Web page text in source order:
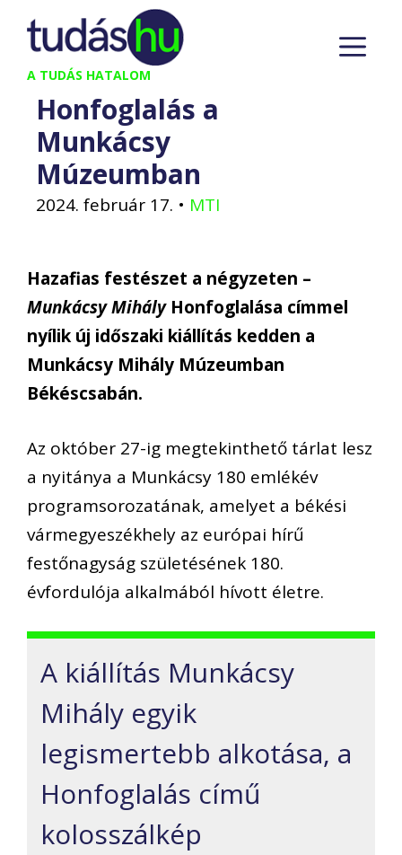
Kilépés
tartalomba
A TUDÁS HATALOM
Honfoglalás a
Munkácsy
Múzeumban
2024. február 17. • MTI
Hazafias festészet a négyzeten –
Munkácsy MihályHonfoglalása címmel
nyílik új időszaki kiállítás kedden a
Munkácsy Mihály Múzeumban
Békéscsabán.
Az október 27-ig megtekinthető tárlat lesz
a nyitánya a Munkácsy 180 emlékév
programsorozatának, amelyet a békési
vármegyeszékhely az európai hírű
festőnagyság születésének 180.
évfordulója alkalmából hívott életre.
A kiállítás Munkácsy
Mihály egyik
legismertebb alkotása, a
Honfoglalás című
kolosszálkép